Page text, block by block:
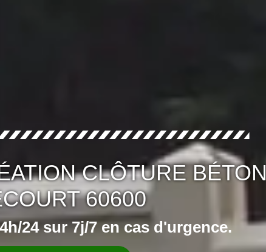
CLÔTURE BÉTON
60600
24 sur 7j/7 en cas d'urgence.